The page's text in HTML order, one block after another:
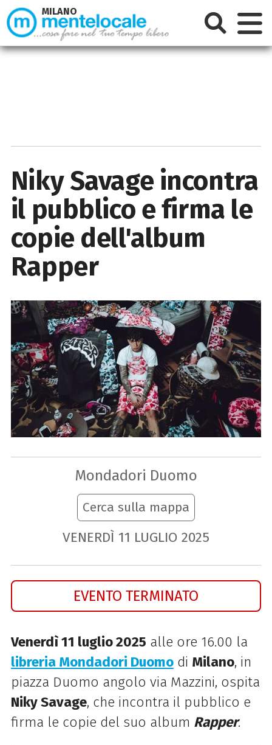
Niky Savage incontra
il pubblico e firma le
copie dell'album
Rapper
Mondadori Duomo
Cerca sulla mappa
VENERDÌ 11 LUGLIO 2025
EVENTO TERMINATO
Venerdì 11 luglio 2025 alle ore 16.00 la
libreria Mondadori Duomodi Milano, in
piazza Duomo angolo via Mazzini, ospita
Niky Savage, che incontra il pubblico e
firma le copie del suo album Rapper.
MILANO